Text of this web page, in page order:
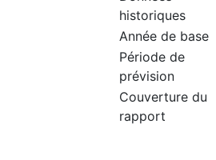
historiques
Année de base
Période de
prévision
Couverture du
rapport